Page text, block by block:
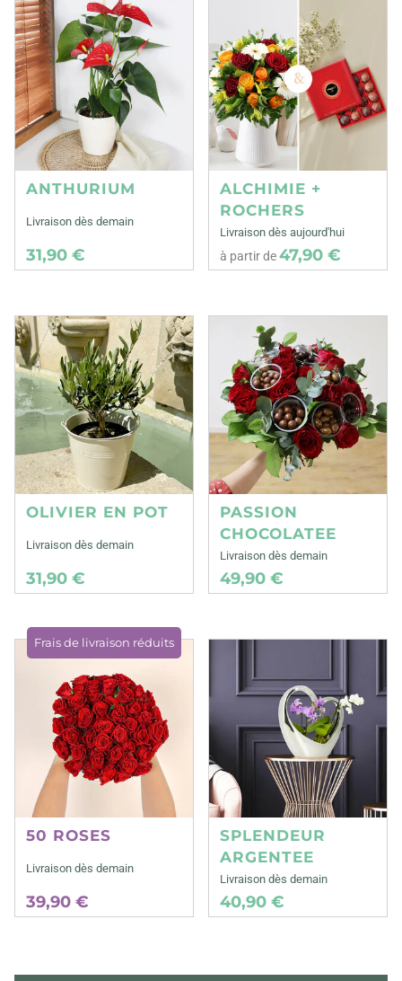
ANTHURIUM
Livraison dès demain
31,90 €
ALCHIMIE +
ROCHERS
Livraison dès aujourd'hui
à partir de47,90 €
OLIVIER EN POT
Livraison dès demain
31,90 €
PASSION
CHOCOLATEE
Livraison dès demain
49,90 €
Frais de livraison réduits
50 ROSES
Livraison dès demain
39,90 €
SPLENDEUR
ARGENTEE
Livraison dès demain
40,90 €